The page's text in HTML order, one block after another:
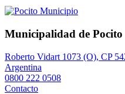
Municipalidad de Pocito
Roberto Vidart 1073 (O), CP
Argentina
0800 222 0508
Contacto